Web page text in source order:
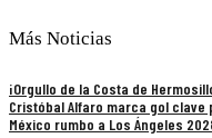
Más Noticias
¡Orgullo de la Costa de
Cristóbal Alfaro marca gol clave
México rumbo a Los Ángeles